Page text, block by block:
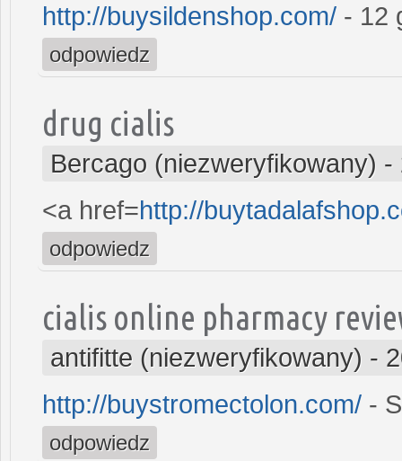
http://buysildenshop.com/ - 12
odpowiedz
drug cialis
Bercago (niezweryfikowany) -
<a href=http://
odpowiedz
cialis online pharmacy
antifitte (niezweryfikowany) -
http://buystromectolon.com/ -
odpowiedz